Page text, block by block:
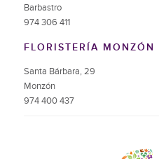
Barbastro
974 306 411
FLORISTERÍA MONZÓN
Santa Bárbara, 29
Monzón
974 400 437